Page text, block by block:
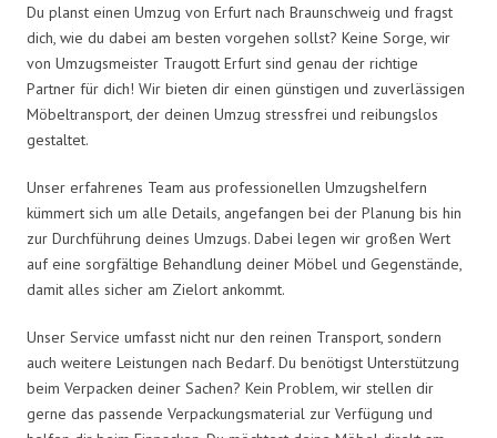
Du planst einen Umzug von Erfurt nach Braunschweig und fragst
dich, wie du dabei am besten vorgehen sollst? Keine Sorge, wir
von Umzugsmeister Traugott Erfurt sind genau der richtige
Partner für dich! Wir bieten dir einen günstigen und zuverlässigen
Möbeltransport, der deinen Umzug stressfrei und reibungslos
gestaltet.
Unser erfahrenes Team aus professionellen Umzugshelfern
kümmert sich um alle Details, angefangen bei der Planung bis hin
zur Durchführung deines Umzugs. Dabei legen wir großen Wert
auf eine sorgfältige Behandlung deiner Möbel und Gegenstände,
damit alles sicher am Zielort ankommt.
Unser Service umfasst nicht nur den reinen Transport, sondern
auch weitere Leistungen nach Bedarf. Du benötigst Unterstützung
beim Verpacken deiner Sachen? Kein Problem, wir stellen dir
gerne das passende Verpackungsmaterial zur Verfügung und